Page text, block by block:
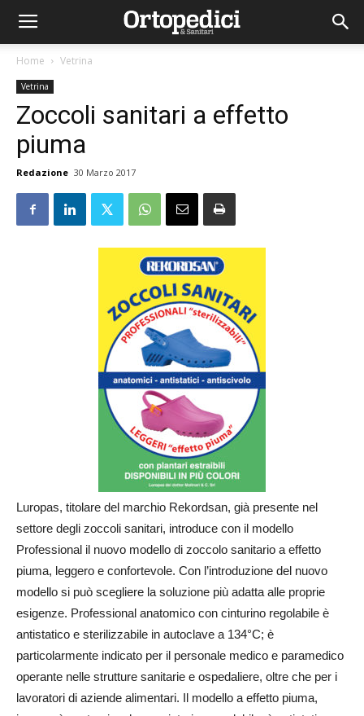
Home Vetrina
Vetrina
Zoccoli sanitari a effetto
piuma
Redazione 30 Marzo 2017
Luropas, titolare del marchio Rekordsan, già presente nel
settore degli zoccoli sanitari, introduce con il modello
Professional il nuovo modello di zoccolo sanitario a effetto
piuma, leggero e confortevole. Con l’introduzione del nuovo
modello si può scegliere la soluzione più adatta alle proprie
esigenze. Professional anatomico con cinturino regolabile è
antistatico e sterilizzabile in autoclave a 134°C; è
particolarmente indicato per il personale medico e paramedico
operante nelle strutture sanitarie e ospedaliere, oltre che per i
lavoratori di aziende alimentari. Il modello a effetto piuma,